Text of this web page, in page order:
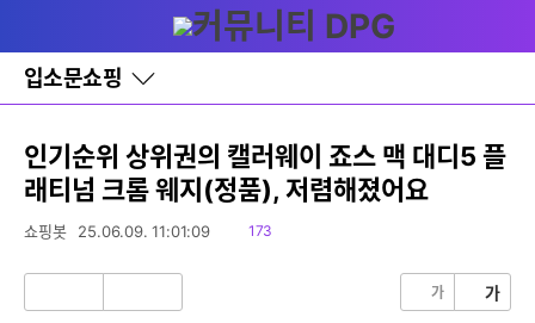
와
홈
입소문쇼핑
바
로
기
레
이
어
창
글
인기순위 상위권의 캘러웨이 죠스 맥 대디5 플
래티넘 크롬 웨지(정품), 저렴해졌어요
쇼핑봇 25.06.09. 11:01:09
읽
173
가 가